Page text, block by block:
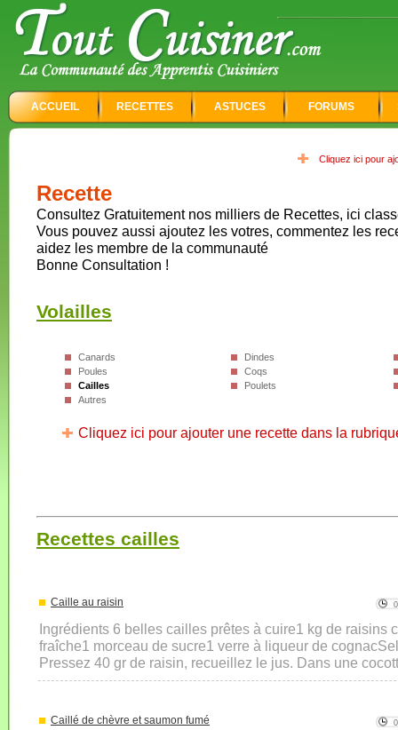
ACCUEIL RECETTES ASTUCES FORUMS
Cliquez ici pour
Recette
Consultez Gratuitement nos milliers de Recettes, ici
Vous pouvez aussi ajoutez les votres, commentez les
aidez les membre de la communauté
Bonne Consultation !
Volailles
Canards
Dindes
Poules
Coqs
Cailles
Poulets
Autres
Cliquez ici pour ajouter une recette dans la
Recettes cailles
Caille au raisin
Ingrédients 6 belles cailles prêtes à cuire1 kg de raisins
fraîche1 morceau de sucre1 verre à liqueur de
Pressez 40 gr de raisin, recueillez le jus. Dans une
Caillé de chèvre et saumon fumé